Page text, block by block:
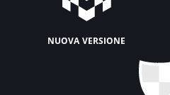
nuova versione